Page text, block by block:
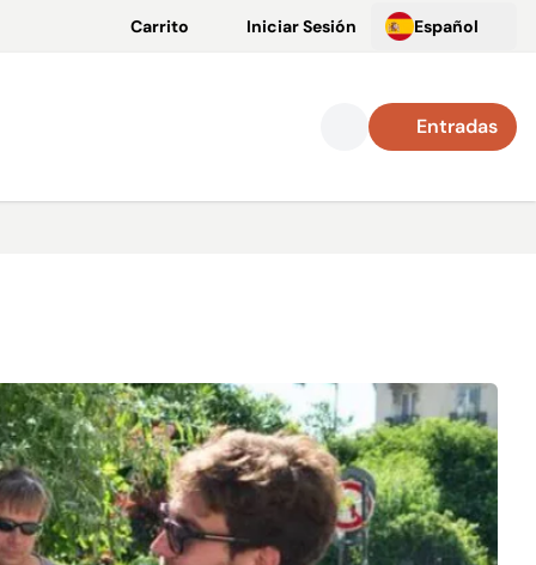
Carrito Iniciar Sesión Español
Entradas